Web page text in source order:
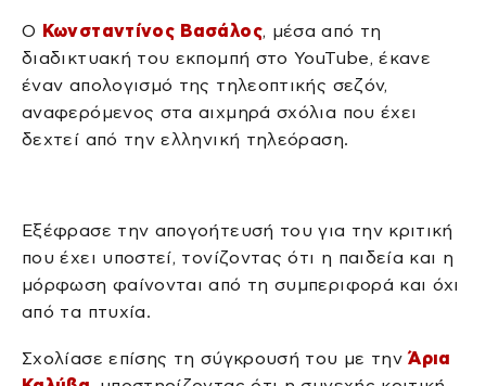
Ο Κωνσταντίνος Βασάλος, μέσα από τη
διαδικτυακή του εκπομπή στο YouTube, έκανε
έναν απολογισμό της τηλεοπτικής σεζόν,
αναφερόμενος στα αιχμηρά σχόλια που έχει
δεχτεί από την ελληνική τηλεόραση.
Εξέφρασε την απογοήτευσή του για την κριτική
που έχει υποστεί, τονίζοντας ότι η παιδεία και η
μόρφωση φαίνονται από τη συμπεριφορά και όχι
από τα πτυχία.
Σχολίασε επίσης τη σύγκρουσή του με τηνΆρια